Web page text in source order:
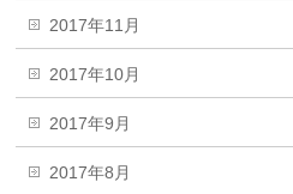
2017年11月
2017年10月
2017年9月
2017年8月